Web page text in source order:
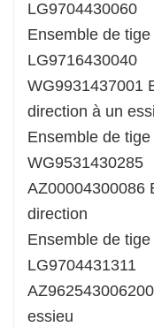
LG9704430060
Ensemble de
LG9716430040
WG9931437001
direction à un
Ensemble de
WG9531430285
AZ00004300086
direction
Ensemble de
LG9704431311
essieu